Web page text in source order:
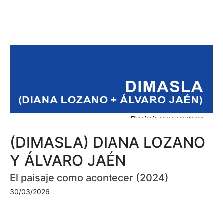
(DIMASLA) DIANA LOZANO
Y ÁLVARO JAÉN
El paisaje como acontecer (2024)
30/03/2026